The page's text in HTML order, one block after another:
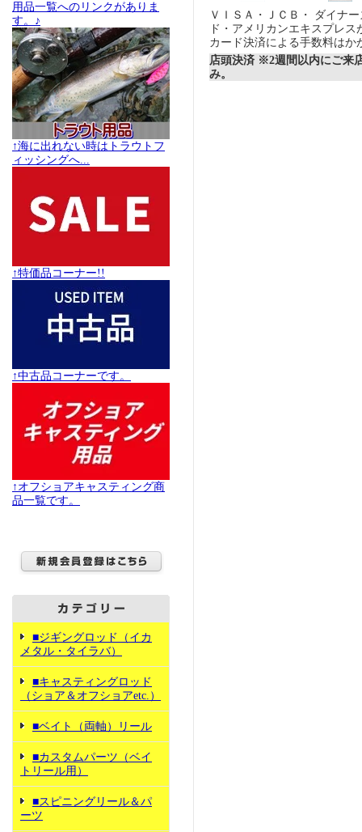
用品一覧へのリンクがありま
す。♪
↑海に出れない時はトラウトフ
ィッシングへ...
↑特価品コーナー!!
↑中古品コーナーです。
↑オフショアキャスティング商
品一覧です。
■ジギングロッド（イカ
メタル・タイラバ）
■キャスティングロッド
（ショア＆オフショアetc.）
■ベイト（両軸）リール
■カスタムパーツ（ベイ
トリール用）
■スピニングリール＆パ
ーツ
ＶＩＳＡ・ＪＣＢ・ ダイナ
ド・アメリカンエキスプレ
カード決済による手数料はか
店頭決済 ※2週間以内にご来
み。